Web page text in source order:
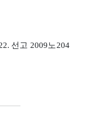
선고 2009노204